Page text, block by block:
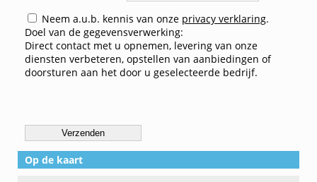
Neem a.u.b. kennis van onze privacy verklaring.
Doel van de gegevensverwerking:
Direct contact met u opnemen, levering van onze
diensten verbeteren, opstellen van aanbiedingen of
doorsturen aan het door u geselecteerde bedrijf.
Verzenden
Op de kaart